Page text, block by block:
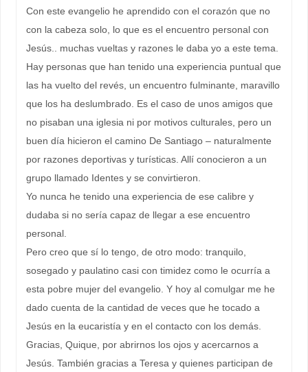
Con este evangelio he aprendido con el corazón que no
con la cabeza solo, lo que es el encuentro personal con
Jesús.. muchas vueltas y razones le daba yo a este tema.
Hay personas que han tenido una experiencia puntual que
las ha vuelto del revés, un encuentro fulminante, maravillo
que los ha deslumbrado. Es el caso de unos amigos que
no pisaban una iglesia ni por motivos culturales, pero un
buen día hicieron el camino De Santiago – naturalmente
por razones deportivas y turísticas. Allí conocieron a un
grupo llamado Identes y se convirtieron.
Yo nunca he tenido una experiencia de ese calibre y
dudaba si no sería capaz de llegar a ese encuentro
personal.
Pero creo que sí lo tengo, de otro modo: tranquilo,
sosegado y paulatino casi con timidez como le ocurría a
esta pobre mujer del evangelio. Y hoy al comulgar me he
dado cuenta de la cantidad de veces que he tocado a
Jesús en la eucaristía y en el contacto con los demás.
Gracias, Quique, por abrirnos los ojos y acercarnos a
Jesús. También gracias a Teresa y quienes participan de